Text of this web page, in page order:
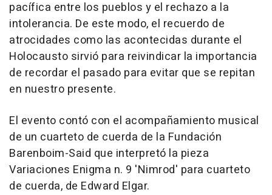
pacífica entre los pueblos y el rechazo a la
intolerancia. De este modo, el recuerdo de
atrocidades como las acontecidas durante el
Holocausto sirvió para reivindicar la importancia
de recordar el pasado para evitar que se repitan
en nuestro presente.
El evento contó con el acompañamiento musical
de un cuarteto de cuerda de la Fundación
Barenboim-Said que interpretó la pieza
Variaciones Enigma n. 9 'Nimrod' para cuarteto
de cuerda, de Edward Elgar.